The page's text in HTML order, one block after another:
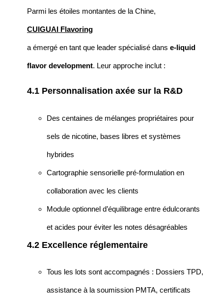
Parmi les étoiles montantes de la Chine,
CUIGUAI Flavoring
a émergé en tant que leader spécialisé dans e-liquid
flavor development. Leur approche inclut :
4.1 Personnalisation axée sur la R&D
Des centaines de mélanges propriétaires pour
sels de nicotine, bases libres et systèmes
hybrides
Cartographie sensorielle pré-formulation en
collaboration avec les clients
Module optionnel d’équilibrage entre édulcorants
et acides pour éviter les notes désagréables
4.2 Excellence réglementaire
Tous les lots sont accompagnés : Dossiers TPD,
assistance à la soumission PMTA, certificats